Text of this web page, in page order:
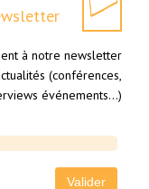
à notre newsletter
(conférences,
événements…)